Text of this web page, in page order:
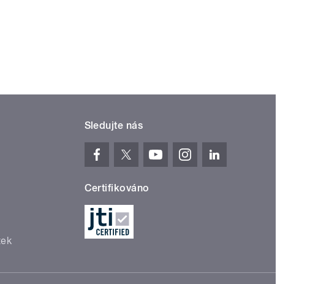
Sledujte nás
Certifikováno